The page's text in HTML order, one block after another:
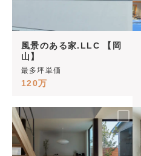
風景のある家.LLC 【岡
山】
最多坪単価
120万